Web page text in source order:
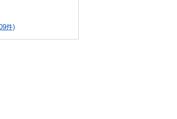
件)